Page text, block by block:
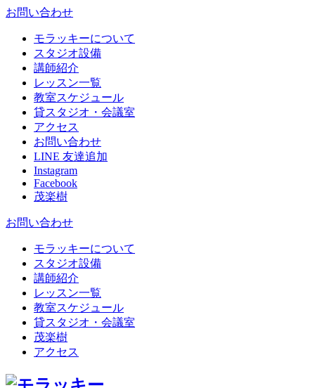
お問い合わせ
モラッキーについて
スタジオ設備
講師紹介
レッスン一覧
教室スケジュール
貸スタジオ・会議室
アクセス
お問い合わせ
LINE 友達追加
Instagram
Facebook
茂楽樹
お問い合わせ
モラッキーについて
スタジオ設備
講師紹介
レッスン一覧
教室スケジュール
貸スタジオ・会議室
茂楽樹
アクセス